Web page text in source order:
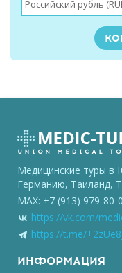
Медицинские туры
Германию, Таиланд,
MAX: +7 (913) 979-80-
https://vk.com/
https://t.me/
ИНФОРМАЦИЯ